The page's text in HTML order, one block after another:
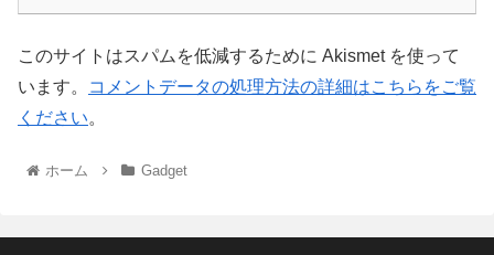
このサイトはスパムを低減するために Akismet を使って
います。
コメントデータの処理方法の詳細はこちらをご覧
ください。
ホーム Gadget